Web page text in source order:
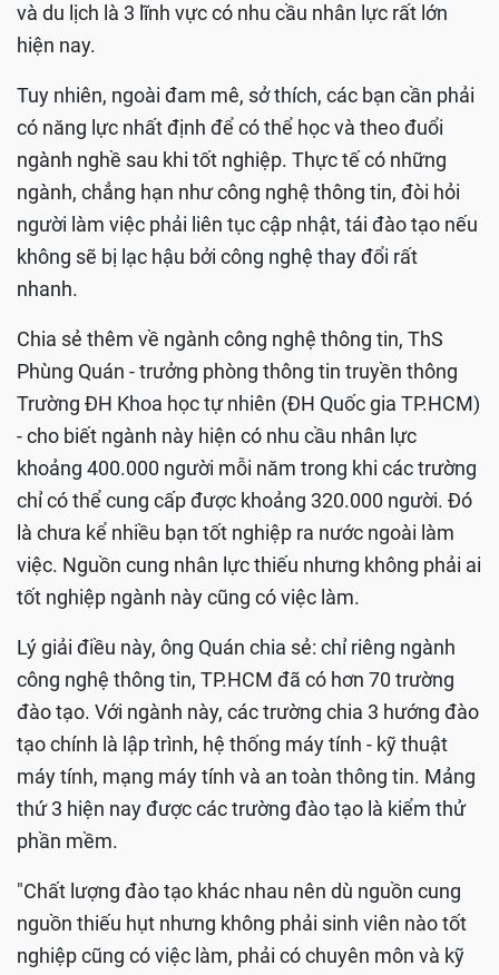
và du lịch là 3 lĩnh vực có nhu cầu nhân lực rất lớn
hiện nay.
Tuy nhiên, ngoài đam mê, sở thích, các bạn cần phải
có năng lực nhất định để có thể học và theo đuổi
ngành nghề sau khi tốt nghiệp. Thực tế có những
ngành, chẳng hạn như công nghệ thông tin, đòi hỏi
người làm việc phải liên tục cập nhật, tái đào tạo nếu
không sẽ bị lạc hậu bởi công nghệ thay đổi rất
nhanh.
Chia sẻ thêm về ngành công nghệ thông tin, ThS
Phùng Quán - trưởng phòng thông tin truyền thông
Trường ĐH Khoa học tự nhiên (ĐH Quốc gia TP.HCM)
- cho biết ngành này hiện có nhu cầu nhân lực
khoảng 400.000 người mỗi năm trong khi các trường
chỉ có thể cung cấp được khoảng 320.000 người. Đó
là chưa kể nhiều bạn tốt nghiệp ra nước ngoài làm
việc. Nguồn cung nhân lực thiếu nhưng không phải ai
tốt nghiệp ngành này cũng có việc làm.
Lý giải điều này, ông Quán chia sẻ: chỉ riêng ngành
công nghệ thông tin, TP.HCM đã có hơn 70 trường
đào tạo. Với ngành này, các trường chia 3 hướng đào
tạo chính là lập trình, hệ thống máy tính - kỹ thuật
máy tính, mạng máy tính và an toàn thông tin. Mảng
thứ 3 hiện nay được các trường đào tạo là kiểm thử
phần mềm.
"Chất lượng đào tạo khác nhau nên dù nguồn cung
nguồn thiếu hụt nhưng không phải sinh viên nào tốt
nghiệp cũng có việc làm, phải có chuyên môn và kỹ